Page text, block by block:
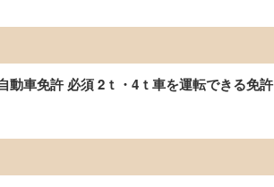
動車免許 必須 2ｔ・4ｔ車を運転できる免許